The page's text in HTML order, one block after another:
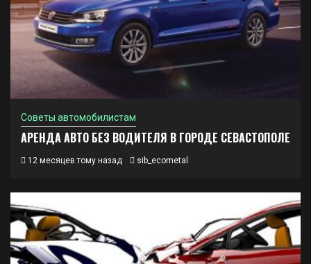
Советы автомобилистам
АРЕНДА АВТО БЕЗ ВОДИТЕЛЯ В ГОРОДЕ СЕВАСТОПОЛЕ
12 месяцев тому назад sib_ecometal